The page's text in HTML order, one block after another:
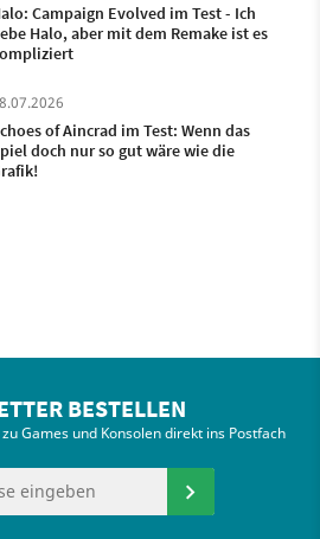
Campaign Evolved im Test - Ich
Halo, aber mit dem Remake ist es
of Aincrad im Test: Wenn das
doch nur so gut wäre wie die
BESTELLEN
Games und Konsolen direkt ins Postfach